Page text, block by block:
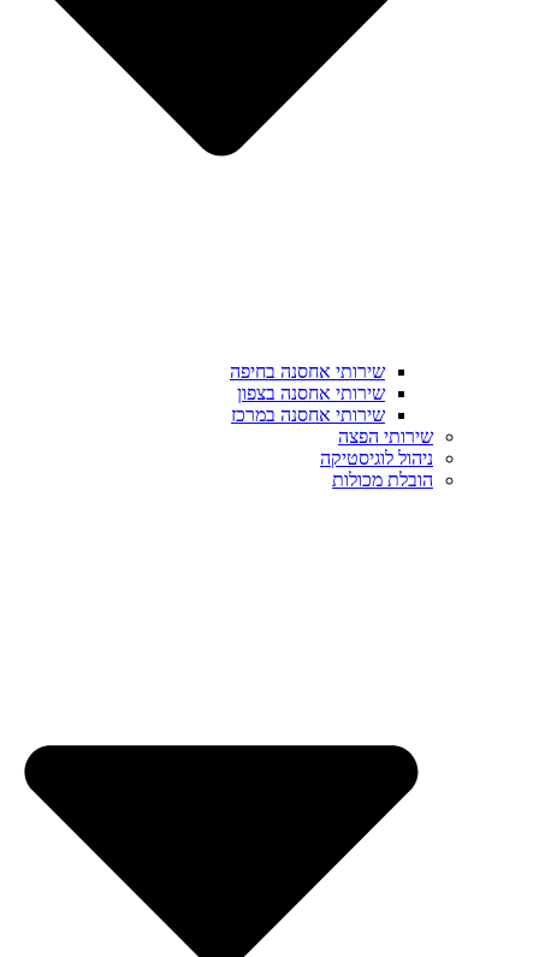
שירותי אחסנה בחיפה
שירותי אחסנה בצפון
שירותי אחסנה במרכז
שירותי הפצה
ניהול לוגיסטיקה
הובלת מכולות